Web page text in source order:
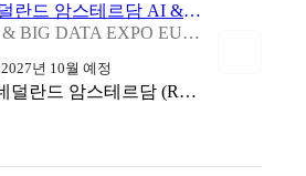
네덜란드 암스테르담 AI & 빅데이터 박람회 2027
AI & BIG DATA EXPO EUROPE 2027
2027년 10월 예정
네덜란드 암스테르담 (RAI Exhibition Centre)